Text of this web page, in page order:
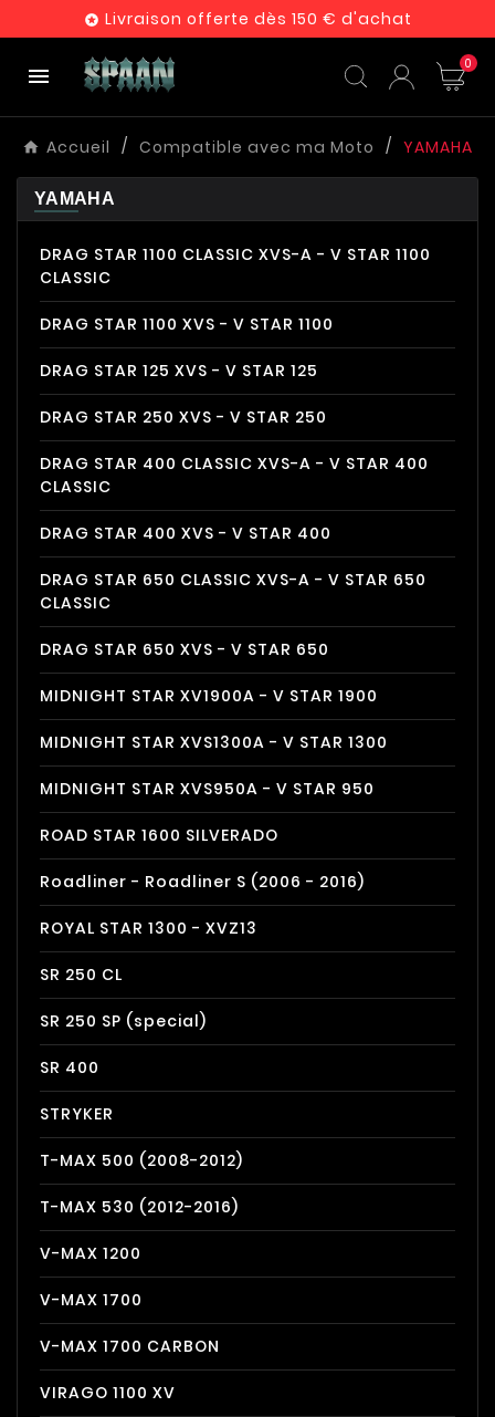
 Livraison offerte dès 150 € d'achat
 0
Accueil Compatible avec ma Moto YAMAHA
YAMAHA
DRAG STAR 1100 CLASSIC XVS-A - V STAR 1100
CLASSIC
DRAG STAR 1100 XVS - V STAR 1100
DRAG STAR 125 XVS - V STAR 125
DRAG STAR 250 XVS - V STAR 250
DRAG STAR 400 CLASSIC XVS-A - V STAR 400
CLASSIC
DRAG STAR 400 XVS - V STAR 400
DRAG STAR 650 CLASSIC XVS-A - V STAR 650
CLASSIC
DRAG STAR 650 XVS - V STAR 650
MIDNIGHT STAR XV1900A - V STAR 1900
MIDNIGHT STAR XVS1300A - V STAR 1300
MIDNIGHT STAR XVS950A - V STAR 950
ROAD STAR 1600 SILVERADO
Roadliner - Roadliner S (2006 - 2016)
ROYAL STAR 1300 - XVZ13
SR 250 CL
SR 250 SP (special)
SR 400
STRYKER
T-MAX 500 (2008-2012)
T-MAX 530 (2012-2016)
V-MAX 1200
V-MAX 1700
V-MAX 1700 CARBON
VIRAGO 1100 XV